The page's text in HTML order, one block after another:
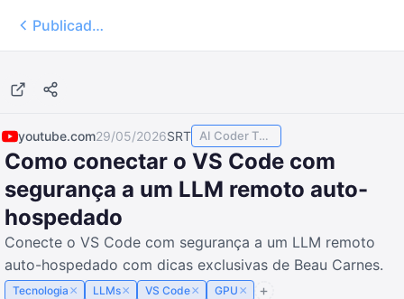
Publicados
youtube.com29/05/2026SRT AI Coder TODAY
Como conectar o VS Code com
segurança a um LLM remoto auto-
hospedado
Conecte o VS Code com segurança a um LLM remoto
auto-hospedado com dicas exclusivas de Beau Carnes.
Tecnologia × LLMs× VS Code× GPU ×